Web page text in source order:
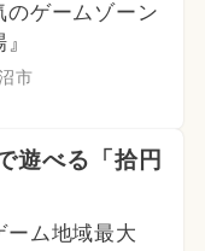
のゲームゾーン
市
遊べる「拾円
ーム地域最大